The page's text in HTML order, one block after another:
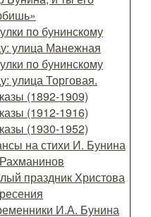
по бунинскому
улица Манежная
по бунинскому
улица Торговая.
(1892-1909)
(1912-1916)
(1930-1952)
на стихи И. Бунина
праздник Христова
И.А. Бунина